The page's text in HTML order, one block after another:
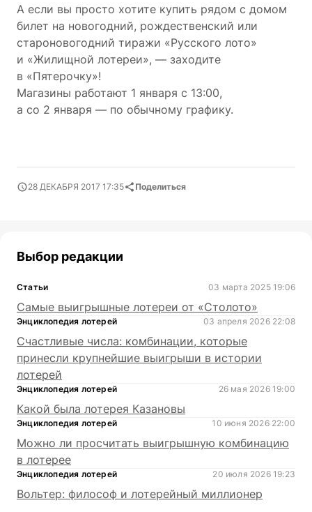
А если вы просто хотите купить рядом с домом
билет на новогодний, рождественский или
староновогодний тиражи «Русского лото»
и «Жилищной лотереи», — заходите
в «Пятерочку»!
Магазины работают 1 января с 13:00,
а со 2 января — по обычному графику.
28 ДЕКАБРЯ 2017 17:35 Поделиться
Выбор редакции
Статьи 03 марта 2025 19:06
Самые выигрышные лотереи от «Столото»
Энциклопедия лотерей 03 апреля 2026 22:08
Счастливые числа: комбинации, которые
принесли крупнейшие выигрыши в истории
лотерей
Энциклопедия лотерей 26 мая 2026 19:00
Какой была лотерея Казановы
Энциклопедия лотерей 10 июня 2026 22:00
Можно ли просчитать выигрышную комбинацию
в лотерее
Энциклопедия лотерей 20 июля 2026 19:23
Вольтер: философ и лотерейный миллионер